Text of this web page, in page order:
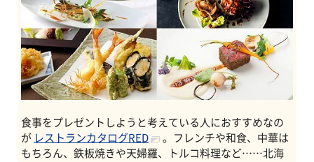
食事をプレゼントしようと考えている人におすすめなの
が レストランカタログRED
。フレンチや和食、中華は
もちろん、鉄板焼きや天婦羅、トルコ料理など……北海